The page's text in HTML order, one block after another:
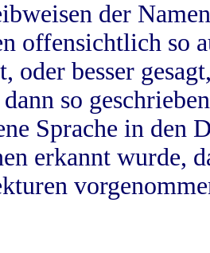
der
offensichtlich so
oder besser
dann so
Sprache in
erkannt wurde,